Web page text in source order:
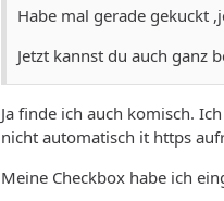
Habe mal gerade gekuckt
Jetzt kannst du auch ganz
Ja finde ich auch komisch.
nicht automatisch it https
Meine Checkbox habe ich